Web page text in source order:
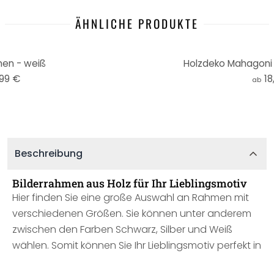
ÄHNLICHE PRODUKTE
- weiß
€
Holzdeko
ab
Beschreibung
Bilderrahmen aus Holz für Ihr Lieblingsmotiv
Hier finden Sie eine große Auswahl an Rahmen mit
verschiedenen Größen. Sie können unter anderem
zwischen den Farben Schwarz, Silber und Weiß
wählen. Somit können Sie Ihr Lieblingsmotiv perfekt in